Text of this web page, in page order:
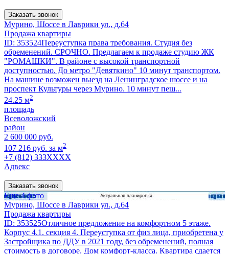
Заказать звонок
Мурино, Шоссе в Лаврики ул., д.64
Продажа квартиры
ID: 353524Переуступка права требования. Студия без
обременений. СРОЧНО. Предлагаем к продаже студию ЖК
"РОМАШКИ". В районе с высокой транспортной
доступностью. До метро "Девяткино" 10 минут транспортом.
На машине возможен выезд на Ленинградское шоссе и на
проспект Культуры через Мурино. 10 минут пеш...
24.25 м2
площадь
Всеволожский
район
2 600 000 руб.
107 216 руб. за м2
+7 (812) 333XXXX
Адвекс
Заказать звонок
Еще 4 фото
Мурино, Шоссе в Лаврики ул., д.64
Продажа квартиры
ID: 353525Отличное предложение на комфортном 5 этаже.
Корпус 4.1. секция 4. Переуступка от физ лица, приобретена у
Застройщика по ДДУ в 2021 году, без обременений, полная
стоимость в договоре. Дом комфорт-класса. Квартира сдается